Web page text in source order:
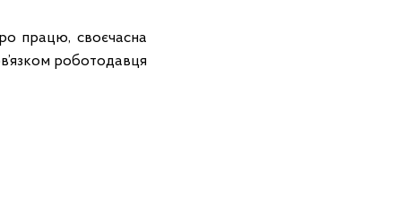
працю, своєчасна
роботодавця